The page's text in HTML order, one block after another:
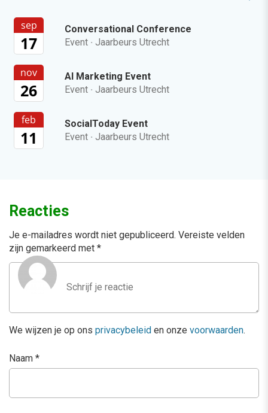
sep
17
Conversational Conference
Event · Jaarbeurs Utrecht
nov
26
AI Marketing Event
Event · Jaarbeurs Utrecht
feb
11
SocialToday Event
Event · Jaarbeurs Utrecht
Reacties
Je e-mailadres wordt niet gepubliceerd. Vereiste velden
zijn gemarkeerd met *
We wijzen je op ons privacybeleid en onze voorwaarden.
Naam *